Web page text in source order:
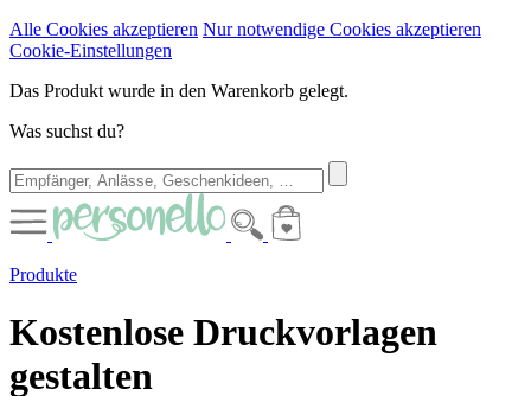
Alle Cookies akzeptieren Nur notwendige Cookies akzeptieren
Cookie-Einstellungen
Das Produkt wurde in den Warenkorb gelegt.
Was suchst du?
Produkte
Kostenlose Druckvorlagen
gestalten